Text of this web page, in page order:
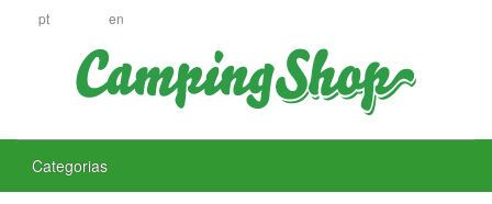
pt en
Categorias